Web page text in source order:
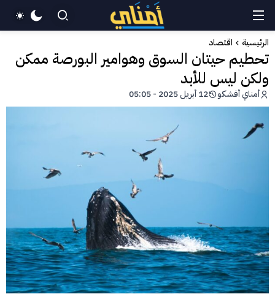
الرئيسية اقتصاد
تحطيم حيتان السوق وهوامير البورصة ممكن
ولكن ليس للأبد
أمناي أفشكو 12 أبريل 2025 - 05:05